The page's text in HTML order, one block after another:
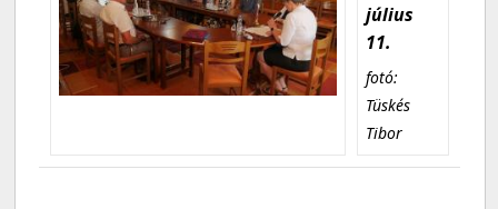
július
11.
fotó:
Tüskés
Tibor